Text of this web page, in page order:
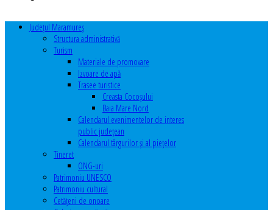
Judeţul Maramureş
Structura administrativă
Turism
Materiale de promovare
Izvoare de apă
Trasee turistice
Creasta Cocoșului
Baia Mare Nord
Calendarul evenimentelor de interes
public judeţean
Calendarul târgurilor şi al pieţelor
Tineret
ONG-uri
Patrimoniu UNESCO
Patrimoniu cultural
Cetăţeni de onoare